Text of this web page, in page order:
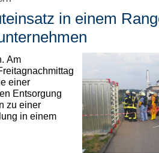
in einem
Am
einer
Entsorgung
zu einer
in einem